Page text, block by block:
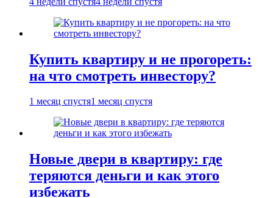
Купить квартиру и не прогореть:
на что смотреть инвестору?
1 месяц спустя1 месяц спустя
Новые двери в квартиру: где
теряются деньги и как этого
избежать